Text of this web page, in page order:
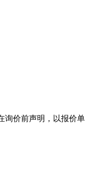
询价前声明，以报价单